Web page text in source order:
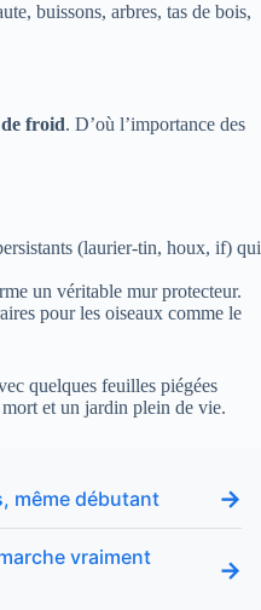
buissons, arbres, tas de bois,
froid. D’où l’importance des
(laurier-tin, houx, if) qui
un véritable mur protecteur.
pour les oiseaux comme le
quelques feuilles piégées
et un jardin plein de vie.
même débutant →
vraiment
→